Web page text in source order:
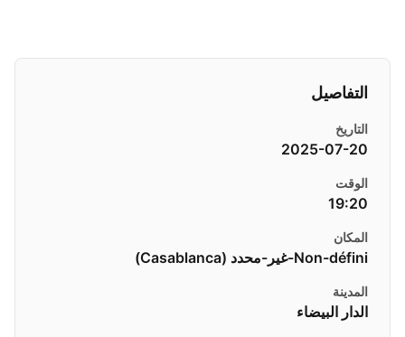
التفاصيل
التاريخ
2025-07-20
الوقت
19:20
المكان
Non-défini-غير-محدد ( Casablanca)
المدينة
الدار البيضاء